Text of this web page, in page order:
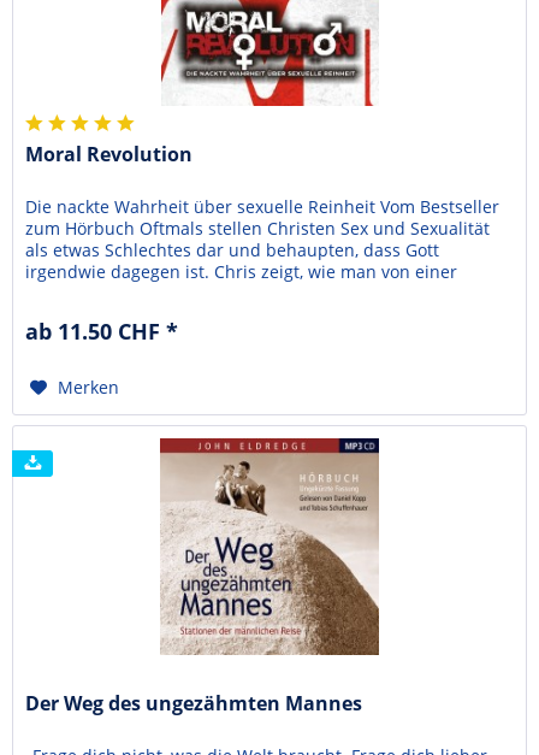
Moral Revolution
Die nackte Wahrheit über sexuelle Reinheit Vom Bestseller
zum Hörbuch Oftmals stellen Christen Sex und Sexualität
als etwas Schlechtes dar und behaupten, dass Gott
irgendwie dagegen ist. Chris zeigt, wie man von einer
darstellt, ebenso von der Mentalität des verklemmten...
ab 11.50 CHF *
Merken
Der Weg des ungezähmten Mannes